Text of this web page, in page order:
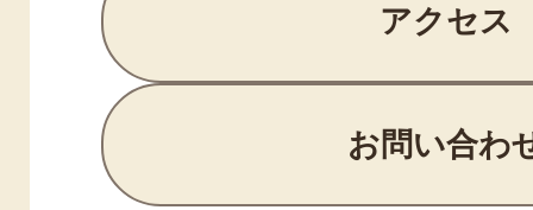
アクセス
お問い合わ